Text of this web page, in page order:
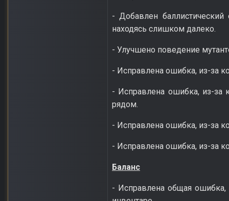
- Добавлен
находясь слишком далеко.
- Улучшено поведение
- Исправлена ошибка, из-за
- Исправлена ошибка, из-за
рядом.
- Исправлена ошибка, из-за
- Исправлена ошибка, из-за
Баланс
- Исправлена общая ошибка,